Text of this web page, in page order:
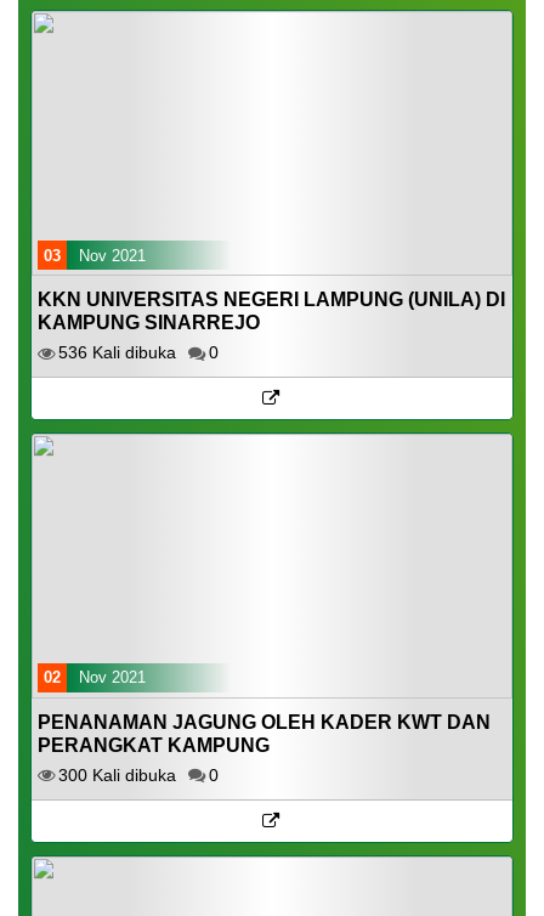
03 Nov 2021
KKN UNIVERSITAS NEGERI LAMPUNG (UNILA) DI
KAMPUNG SINARREJO
536 Kali dibuka 0
02 Nov 2021
PENANAMAN JAGUNG OLEH KADER KWT DAN
PERANGKAT KAMPUNG
300 Kali dibuka 0